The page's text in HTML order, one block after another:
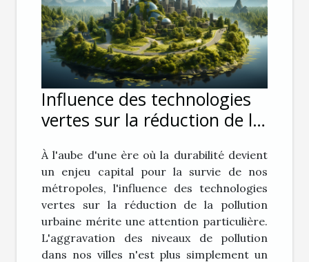
Influence des technologies
vertes sur la réduction de la
À l'aube d'une ère où la durabilité devient
un enjeu capital pour la survie de nos
métropoles, l'influence des technologies
vertes sur la réduction de la pollution
urbaine mérite une attention particulière.
L'aggravation des niveaux de pollution
dans nos villes n'est plus simplement un